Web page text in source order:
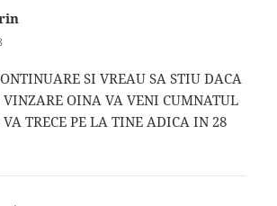
SI VREAU SA STIU DACA
OINA VA VENI CUMNATUL
TRECE PE LA TINE ADICA IN 28